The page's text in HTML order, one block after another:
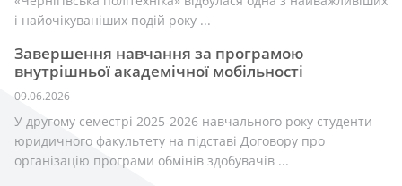
і найочікуваніших подій року ...
Завершення навчання за програмою
внутрішньої академічної мобільності
09.06.2026
У другому семестрі 2025-2026 навчального року студенти
юридичного факультету на підставі Договору про
організацію програми обмінів здобувачів ...